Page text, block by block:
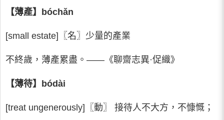
【薄產】bóchǎn
[small estate]〖名〗少量的產業
不終歲，薄產累盡。——《聊齋志異·促織》
【薄待】bódài
[treat ungenerously]〖動〗 接待人不大方，不慷慨；